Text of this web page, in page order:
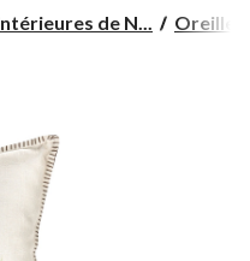
de N...